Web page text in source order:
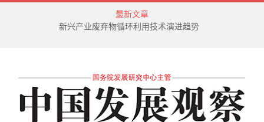
最新文章
新兴产业废弃物循环利用技术演进趋势